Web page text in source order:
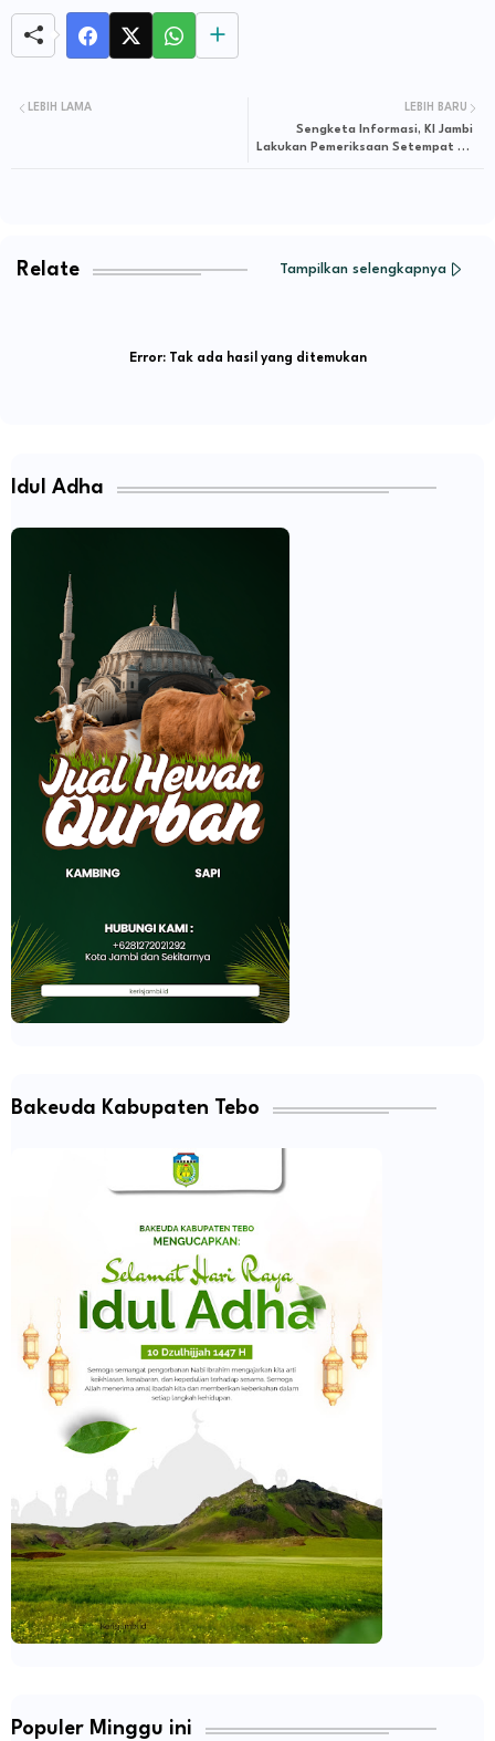
LEBIH BARU
Sengketa Informasi, KI Jambi
Lakukan Pemeriksaan Setempat Ke
LEBIH LAMA
Relate Tampilkan selengkapnya
Error:Tak ada hasil yang ditemukan
Idul Adha
Bakeuda Kabupaten Tebo
Populer Minggu ini